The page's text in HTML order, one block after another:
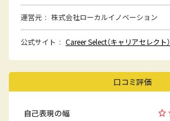
運営元 株式会社ローカルイノベーション
公式サイト Career Select（キャリアセレクト）
口コミ評価
自己表現の幅